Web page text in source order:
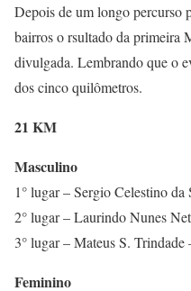
Depois de um longo percurso
bairros o rsultado da primeira
divulgada. Lembrando que o
dos cinco quilômetros.
21 KM
Masculino
1° lugar – Sergio Celestino
2° lugar – Laurindo Nunes
3° lugar – Mateus S. Trindade
Feminino